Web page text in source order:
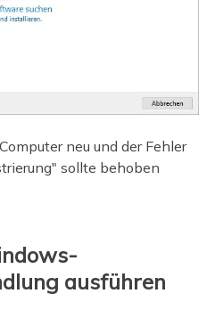
neu und der Fehler
sollte behoben
ausführen